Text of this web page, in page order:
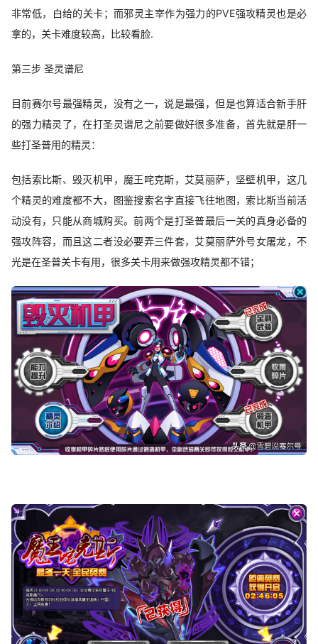
非常低，白给的关卡；而邪灵主宰作为强力的PVE强攻精灵也是必
拿的，关卡难度较高，比较看脸.
第三步 圣灵谱尼
目前赛尔号最强精灵，没有之一，说是最强，但是也算适合新手肝
的强力精灵了，在打圣灵谱尼之前要做好很多准备，首先就是肝一
些打圣普用的精灵：
包括索比斯、毁灭机甲，魔王咤克斯，艾莫丽萨，坚壁机甲，这几
个精灵的难度都不大，图鉴搜索名字直接飞往地图，索比斯当前活
动没有，只能从商城购买。前两个是打圣普最后一关的真身必备的
强攻阵容，而且这二者没必要弄三件套，艾莫丽萨外号女屠龙，不
光是在圣普关卡有用，很多关卡用来做强攻精灵都不错；